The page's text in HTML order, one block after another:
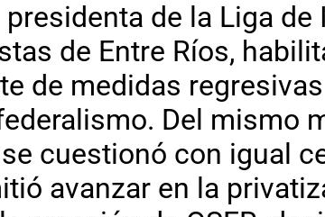
de la Liga de
de Entre Ríos,
de medidas
Del mismo
cuestionó con igual
avanzar en la